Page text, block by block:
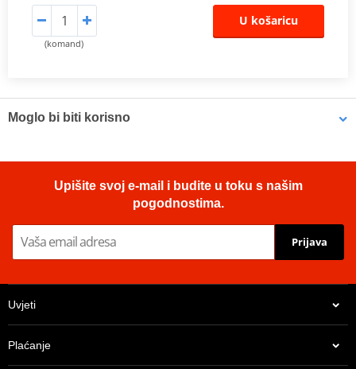
(komand)
U košaricu
Moglo bi biti korisno
Upišite svoj e-mail i budite u toku s našim
pogodnostima.
Prijava
Uvjeti
Plaćanje